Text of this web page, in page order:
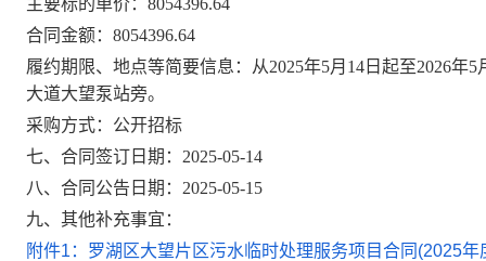
主要标的单价：8054396.64
合同金额：8054396.64
履约期限、地点等简要信息：从2025年5月14日起至2026
大道大望泵站旁。
采购方式：公开招标
七、合同签订日期：2025-05-14
八、合同公告日期：2025-05-15
九、其他补充事宜：
附件1：罗湖区大望片区污水临时处理服务项目合同(2025年